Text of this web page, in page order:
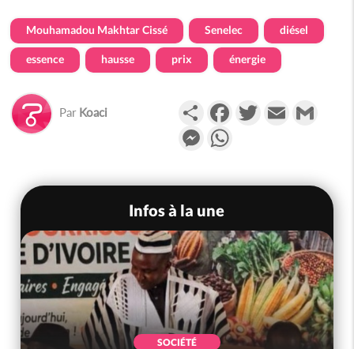
Mouhamadou Makhtar Cissé Senelec diésel
essence hausse prix énergie
Par Koaci PartagerFacebookTwitterEmail
Messenger
Infos à la une
SOCIÉTÉ